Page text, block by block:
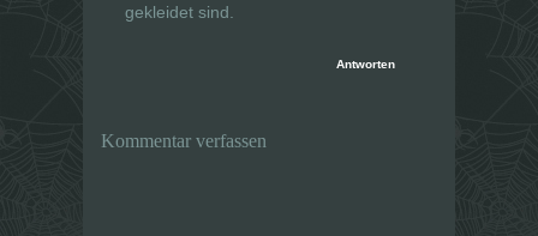
gekleidet sind.
Antworten
Kommentar verfassen